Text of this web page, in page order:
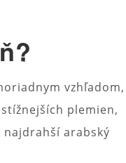
vzhľadom,
plemien,
najdrahší arabský